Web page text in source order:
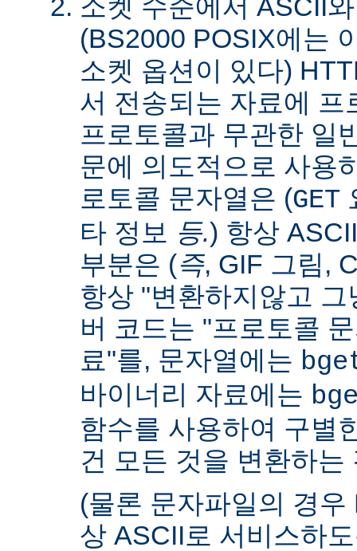
소켓 수준에서 ASCII
(BS2000 POSIX에는
소켓 옵션이 있다)
서 전송되는 자료에
프로토콜과 무관한 일
문에 의도적으로 사용
로토콜 문자열은 (GET
타 정보 등.) 항상
부분은 (즉, GIF 그림,
항상 "변환하지않고
버 코드는 "프로토콜
료"를, 문자열에는
바이너리 자료에는
함수를 사용하여 구별
건 모든 것을 변환하
(물론 문자파일의 경
상 ASCII로 서비스하